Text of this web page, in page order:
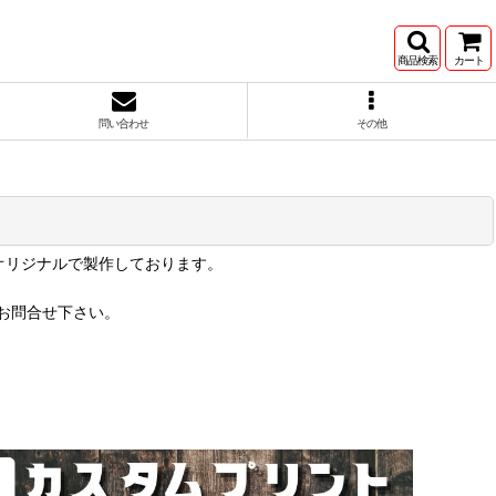
商品検索 カート
問い合わせ その他
ジナルで製作しております。
合せ下さい。